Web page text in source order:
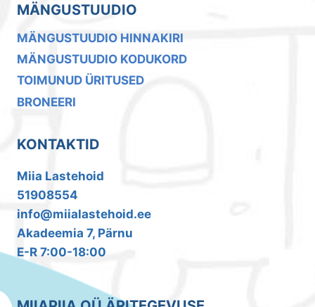
MÄNGUSTUUDIO
MÄNGUSTUUDIO HINNAKIRI
MÄNGUSTUUDIO KODUKORD
TOIMUNUD ÜRITUSED
BRONEERI
KONTAKTID
Miia Lastehoid
51908554
info@miialastehoid.ee
Akadeemia 7, Pärnu
E-R 7:00-18:00